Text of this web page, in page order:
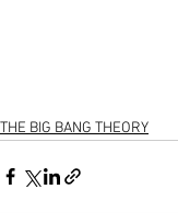
THE BIG BANG THEORY